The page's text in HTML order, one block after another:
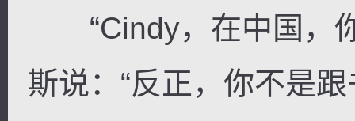
“Cindy，在中国，你
斯说：“反正，你不是